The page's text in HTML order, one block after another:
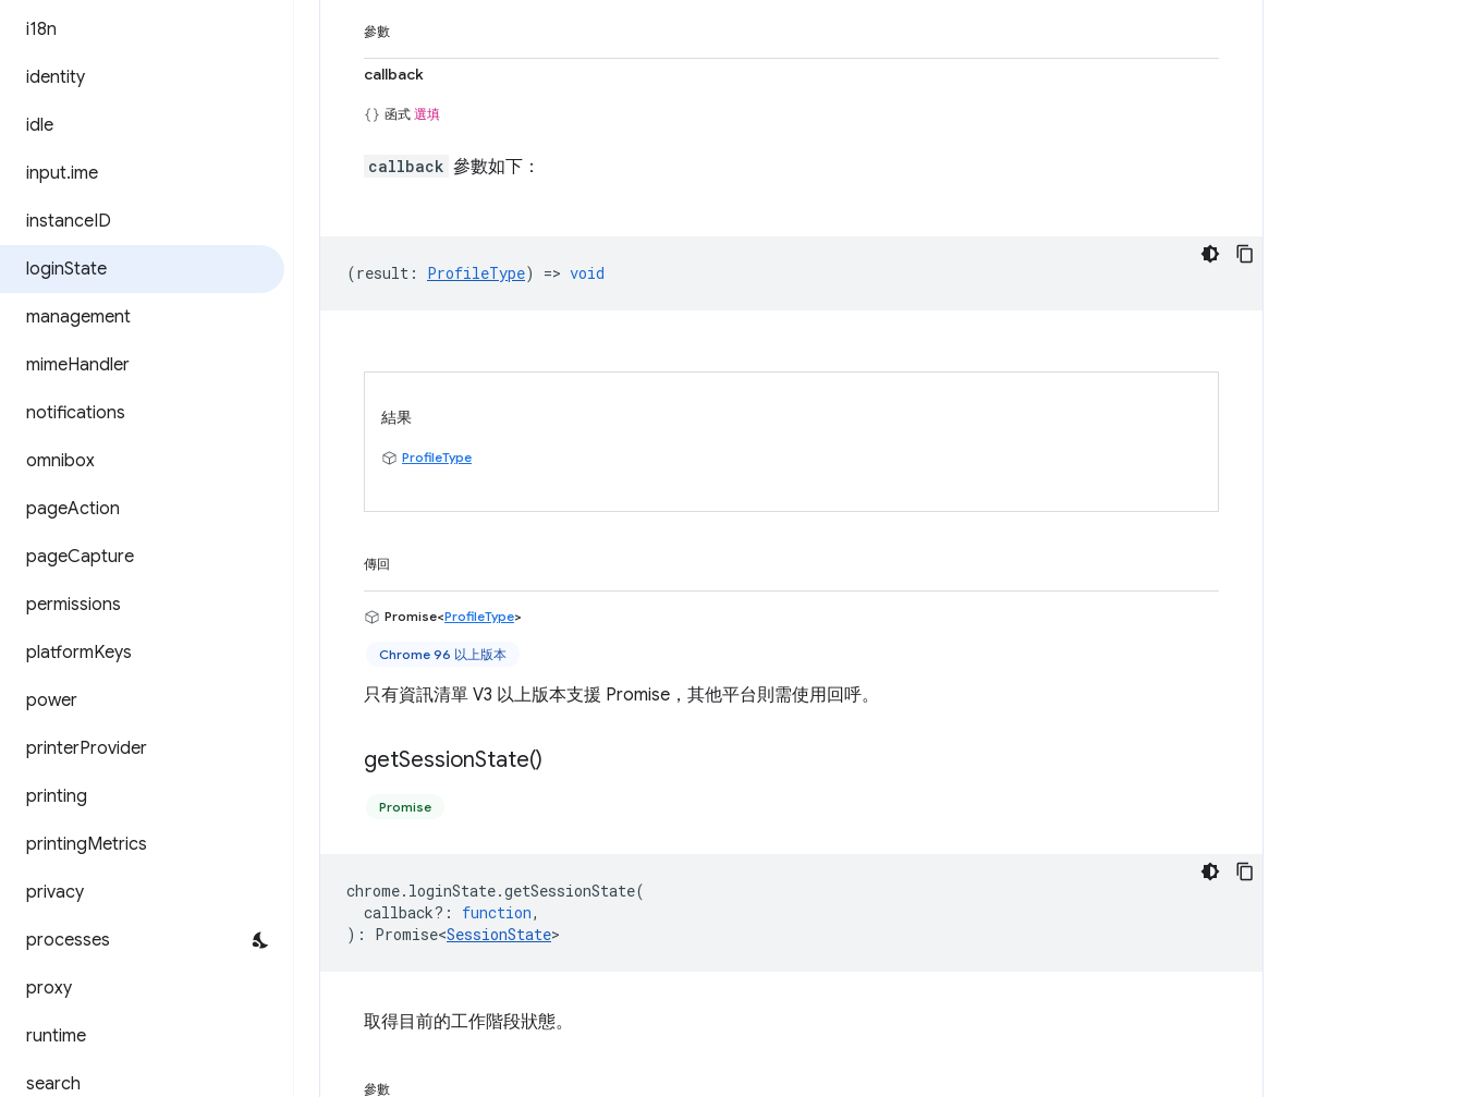
i18n
identity
idle
input.ime
instanceID
loginState
management
mimeHandler
notifications
omnibox
pageAction
pageCapture
permissions
platformKeys
power
printerProvider
printing
printingMetrics
privacy
processes
proxy
runtime
search
參數
callback
函式 選填
callback 參數如下：
(result : ProfileType) => void
結果
ProfileType
傳回
Promise<ProfileType>
Chrome 96 以上版本
只有資訊清單 V3 以上版本支援 Promise，其他平台則需使用回呼。
getSessionState()
Promise
chrome. loginState.getSessionState(
callback? : function,
) : Promise<SessionState>
取得目前的工作階段狀態。
參數